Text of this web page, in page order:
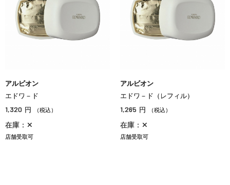
アルビオン
エドワ－ド
1,320 円 （税込）
在庫：✕
店舗受取可
アルビオン
エドワ－ド（レフィル）
1,265 円 （税込）
在庫：✕
店舗受取可